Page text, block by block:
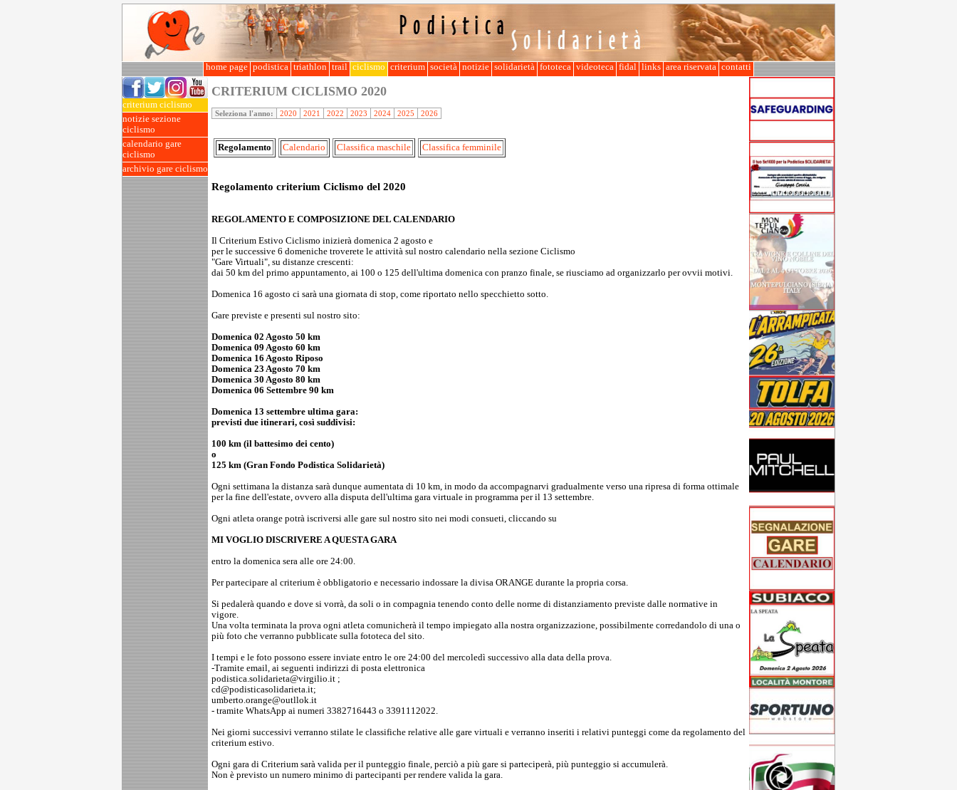
home page podistica triathlon trail ciclismo criterium società notizie solidarietà fototeca videoteca fidal links area riservata contatti
criterium ciclismo
notizie sezione
ciclismo
calendario gare
ciclismo
archivio gare ciclismo
CRITERIUM CICLISMO 2020
Seleziona l'anno: 2020 2021 2022 2023 2024 2025 2026
Regolamento Calendario Classifica maschile Classifica femminile
Regolamento criterium Ciclismo del 2020
REGOLAMENTO E COMPOSIZIONE DEL CALENDARIO
Il Criterium Estivo Ciclismo inizierà domenica 2 agosto e
per le successive 6 domeniche troverete le attività sul nostro calendario nella sezione Ciclismo
"Gare Virtuali", su distanze crescenti:
dai 50 km del primo appuntamento, ai 100 o 125 dell'ultima domenica con pranzo finale, se riusciamo ad organizzarlo per ovvii motivi.
Domenica 16 agosto ci sarà una giornata di stop, come riportato nello specchietto sotto.
Gare previste e presenti sul nostro sito:
Domenica 02 Agosto 50 km
Domenica 09 Agosto 60 km
Domenica 16 Agosto Riposo
Domenica 23 Agosto 70 km
Domenica 30 Agosto 80 km
Domenica 06 Settembre 90 km
Domenica 13 settembre ultima gara:
previsti due itinerari, così suddivisi:
100 km (il battesimo dei cento)
o
125 km (Gran Fondo Podistica Solidarietà)
Ogni settimana la distanza sarà dunque aumentata di 10 km, in modo da accompagnarvi gradualmente verso una ripresa di forma ottimale
per la fine dell'estate, ovvero alla disputa dell'ultima gara virtuale in programma per il 13 settembre.
Ogni atleta orange potrà iscriversi alle gare sul nostro sito nei modi consueti, cliccando su
MI VOGLIO DISCRIVERE A QUESTA GARA
entro la domenica sera alle ore 24:00.
Per partecipare al criterium è obbligatorio e necessario indossare la divisa ORANGE durante la propria corsa.
Si pedalerà quando e dove si vorrà, da soli o in compagnia tenendo conto delle norme di distanziamento previste dalle normative in
vigore.
Una volta terminata la prova ogni atleta comunicherà il tempo impiegato alla nostra organizzazione, possibilmente corredandolo di una o
più foto che verranno pubblicate sulla fototeca del sito.
I tempi e le foto possono essere inviate entro le ore 24:00 del mercoledì successivo alla data della prova.
-Tramite email, ai seguenti indirizzi di posta elettronica
podistica.solidarieta@virgilio.it ;
cd@podisticasolidarieta.it;
umberto.orange@outllok.it
- tramite WhatsApp ai numeri 3382716443 o 3391112022.
Nei giorni successivi verranno stilate le classifiche relative alle gare virtuali e verranno inseriti i relativi punteggi come da regolamento del
criterium estivo.
Ogni gara di Criterium sarà valida per il punteggio finale, perciò a più gare si parteciperà, più punteggio si accumulerà.
Non è previsto un numero minimo di partecipanti per rendere valida la gara.